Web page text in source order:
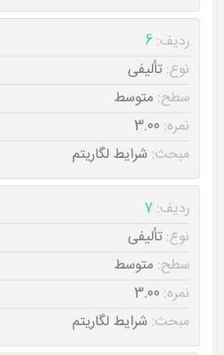
ردیف: 6
نوع: تألیفی
سطح: متوسط
نمره: 3.00
مبحث: شرایط لگاریتم
ردیف: 7
نوع: تألیفی
سطح: متوسط
نمره: 3.00
مبحث: شرایط لگاریتم